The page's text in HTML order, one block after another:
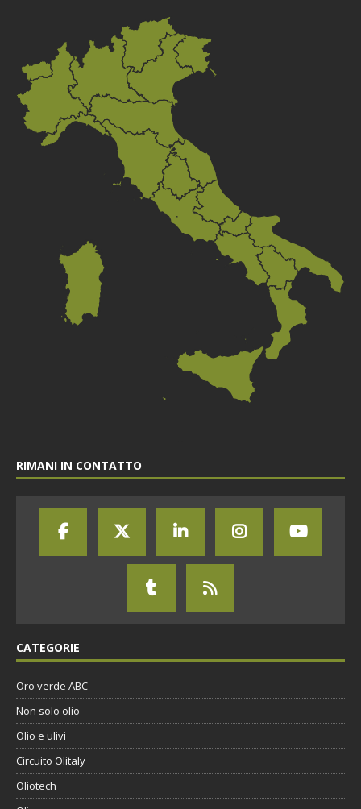
RIMANI IN CONTATTO
CATEGORIE
Oro verde ABC
Non solo olio
Olio e ulivi
Circuito Olitaly
Oliotech